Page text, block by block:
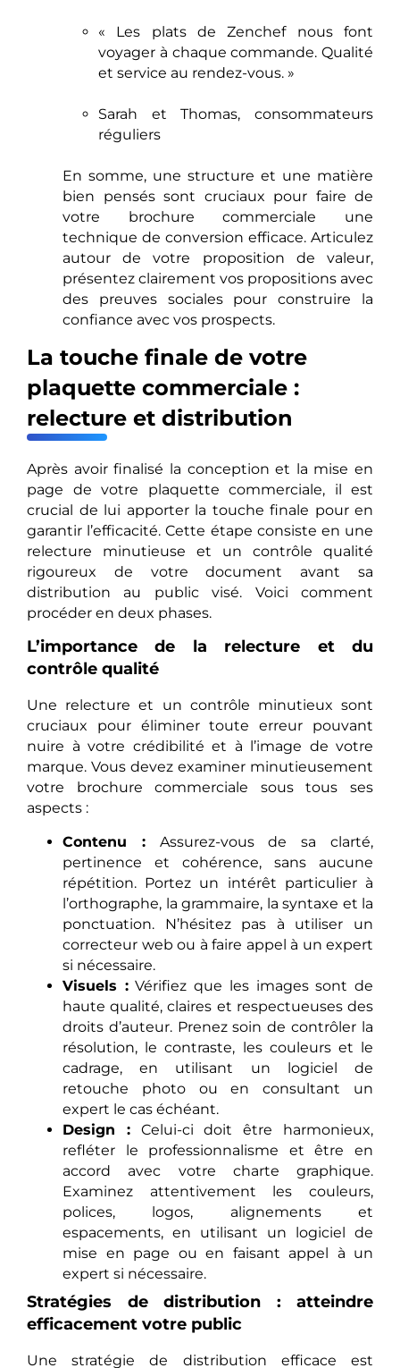
« Les plats de Zenchef nous font
voyager à chaque commande. Qualité
et service au rendez-vous. »
Sarah et Thomas, consommateurs
réguliers
En somme, une structure et une matière
bien pensés sont cruciaux pour faire de
votre brochure commerciale une
technique de conversion efficace. Articulez
autour de votre proposition de valeur,
présentez clairement vos propositions avec
des preuves sociales pour construire la
confiance avec vos prospects.
La touche finale de votre
plaquette commerciale :
relecture et distribution
Après avoir finalisé la conception et la mise en
page de votre plaquette commerciale, il est
crucial de lui apporter la touche finale pour en
garantir l’efficacité. Cette étape consiste en une
relecture minutieuse et un contrôle qualité
rigoureux de votre document avant sa
distribution au public visé. Voici comment
procéder en deux phases.
L’importance de la relecture et du
contrôle qualité
Une relecture et un contrôle minutieux sont
cruciaux pour éliminer toute erreur pouvant
nuire à votre crédibilité et à l’image de votre
marque. Vous devez examiner minutieusement
votre brochure commerciale sous tous ses
aspects :
Contenu :Assurez-vous de sa clarté,
pertinence et cohérence, sans aucune
répétition. Portez un intérêt particulier à
l’orthographe, la grammaire, la syntaxe et la
ponctuation. N’hésitez pas à utiliser un
correcteur web ou à faire appel à un expert
si nécessaire.
Visuels :Vérifiez que les images sont de
haute qualité, claires et respectueuses des
droits d’auteur. Prenez soin de contrôler la
résolution, le contraste, les couleurs et le
cadrage, en utilisant un logiciel de
retouche photo ou en consultant un
expert le cas échéant.
Design :Celui-ci doit être harmonieux,
refléter le professionnalisme et être en
accord avec votre charte graphique.
Examinez attentivement les couleurs,
polices, logos, alignements et
espacements, en utilisant un logiciel de
mise en page ou en faisant appel à un
expert si nécessaire.
Stratégies de distribution : atteindre
efficacement votre public
Une stratégie de distribution efficace est